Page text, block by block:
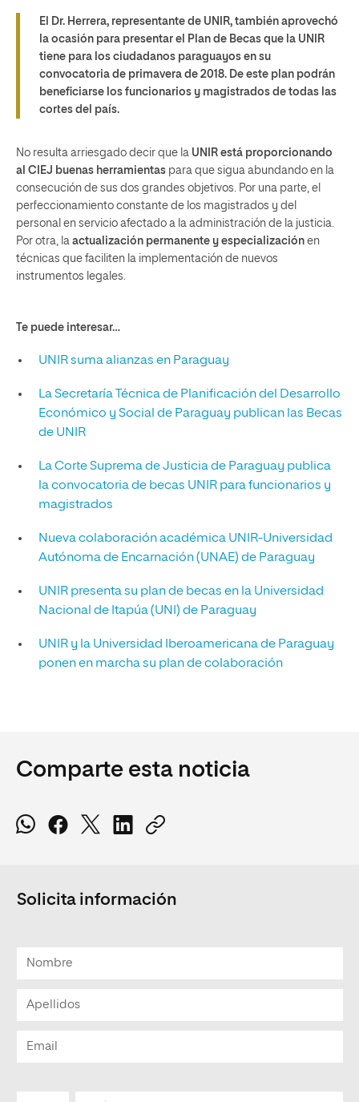
El Dr. Herrera, representante de UNIR, también aprovechó
la ocasión para presentar el
Plan de Becas que la UNIR
tiene para los ciudadanos paraguayos en su
convocatoria de primavera de 2018. De este plan podrán
beneficiarse los funcionarios y magistrados de todas las
cortes del país.
No resulta arriesgado decir que la UNIR está proporcionando
al CIEJ buenas herramientas para que sigua abundando en la
consecución de sus dos grandes objetivos. Por una parte, el
perfeccionamiento constante de los magistrados y del
personal en servicio afectado a la administración de la justicia.
Por otra, la actualización permanente y especialización en
técnicas que faciliten la implementación de nuevos
instrumentos legales.
Te puede interesar…
UNIR suma alianzas en Paraguay
La Secretaría Técnica de Planificación del Desarrollo
Económico y Social de Paraguay publican las Becas
de UNIR
La Corte Suprema de Justicia de Paraguay publica
la convocatoria de becas UNIR para funcionarios y
magistrados
Nueva colaboración académica UNIR-Universidad
Autónoma de Encarnación (UNAE) de Paraguay
UNIR presenta su plan de becas en la Universidad
Nacional de Itapúa (UNI) de Paraguay
UNIR y la Universidad Iberoamericana de Paraguay
ponen en marcha su plan de colaboración
Comparte esta noticia
Solicita información